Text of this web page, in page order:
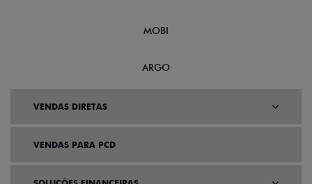
MOBI
ARGO
VENDAS DIRETAS
VENDAS PARA PCD